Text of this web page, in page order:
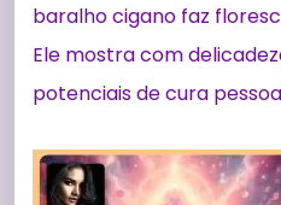
baralho cigano faz
Ele mostra com
potenciais de cura